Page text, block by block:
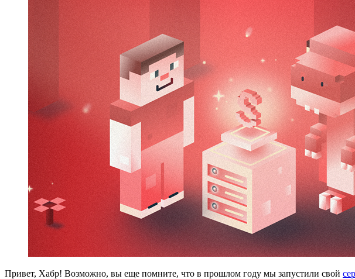
Привет, Хабр! Возможно, вы еще помните, что в прошлом году мы запустили свой